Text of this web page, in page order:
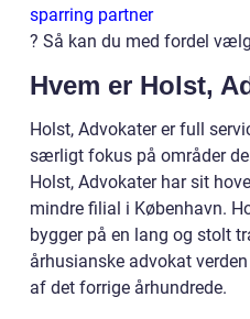
sparring partner
? Så kan du med fordel
Hvem er Holst,
Holst, Advokater er full
særligt fokus på områder
Holst, Advokater har sit
mindre filial i København.
bygger på en lang og stolt
århusianske advokat
af det forrige århundrede.